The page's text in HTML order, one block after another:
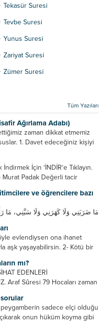
Tekasür Suresi
Tevbe Suresi
Yunus Suresi
Zariyat Suresi
Zümer Suresi
Tüm Yazıları
Ağırlama Adabı)
zaman dikkat etmemiz
1. Davet edeceğiniz kişiyi
veya gün içinde davet edin....
İndirmek İçin ‘İNDİR‘e Tıklayın.
Padak Değerli tacir
Peygamber efendimiz de ticaret
ve öğrencilere bazı
مَا ضَرَبَنِي وَلَا كَهَرَنِي وَلَا سَبَّنِي، مَا
azarlamadı ve bana
önce...
evlendiysen ona ihanet
aşk yaşayabilirsin. 2- Kötü bir
evlendiyse onların
4- Hiçbir dizide...
mı?
EDENLERİ
Araf Sûresi 79 Hocaları zaman
bazen açık bazen gizli
Örneğin hocalarda
sıralar ve...
sadece elçi olduğu
onun hüküm koyma gibi